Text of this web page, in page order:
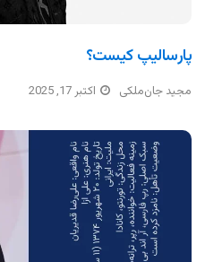
پارسالیپ کیست؟
مجید جان‌ملکی اکتبر 17, 2025